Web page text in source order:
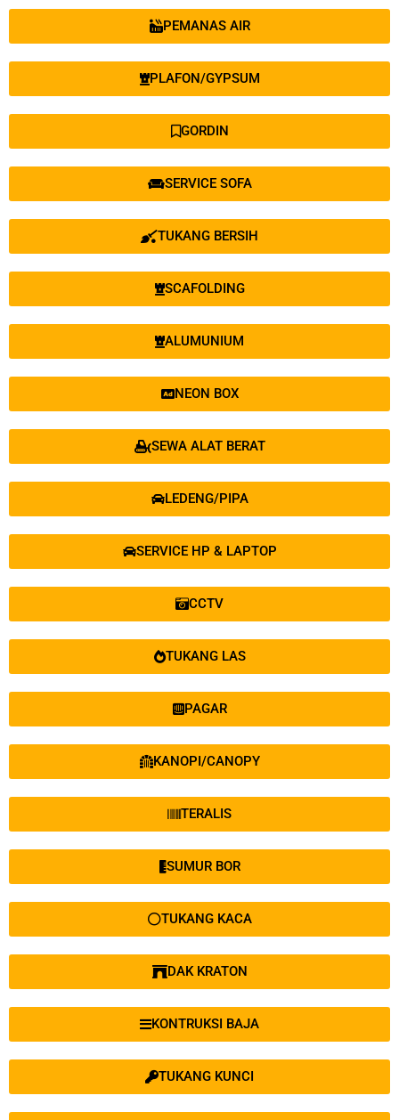
PEMANAS AIR
PLAFON/GYPSUM
GORDIN
SERVICE SOFA
TUKANG BERSIH
SCAFOLDING
ALUMUNIUM
NEON BOX
SEWA ALAT BERAT
LEDENG/PIPA
SERVICE HP & LAPTOP
CCTV
TUKANG LAS
PAGAR
KANOPI/CANOPY
TERALIS
SUMUR BOR
TUKANG KACA
DAK KRATON
KONTRUKSI BAJA
TUKANG KUNCI